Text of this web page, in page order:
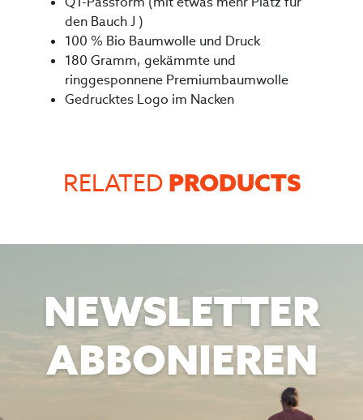
den Bauch J )
100 % Bio Baumwolle und Druck
180 Gramm, gekämmte und
ringgesponnene Premiumbaumwolle
Gedrucktes Logo im Nacken
RELATED PRODUCTS
NEWSLETTER
ABBONIEREN